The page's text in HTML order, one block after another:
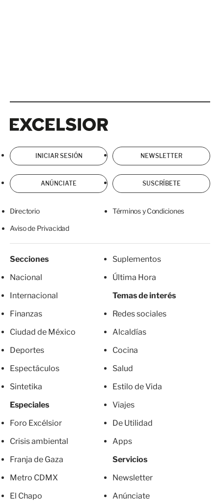
INICIAR SESIÓN NEWSLETTER
ANÚNCIATE SUSCRÍBETE
Directorio Términos y Condiciones
Aviso de Privacidad
Secciones
Nacional
Internacional
Finanzas
Ciudad de México
Deportes
Espectáculos
Sintetika
Especiales
Foro Excélsior
Crisis ambiental
Franja de Gaza
Metro CDMX
El Chapo
Suplementos
Última Hora
Temas de interés
Redes sociales
Alcaldías
Cocina
Salud
Estilo de Vida
Viajes
De Utilidad
Apps
Servicios
Newsletter
Anúnciate